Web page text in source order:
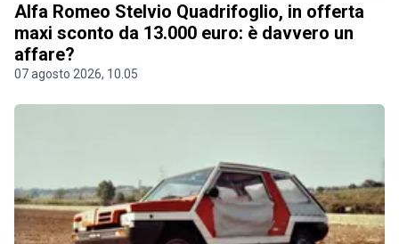
Alfa Romeo Stelvio Quadrifoglio, in offerta
maxi sconto da 13.000 euro: è davvero un
affare?
07 agosto 2026, 10.05